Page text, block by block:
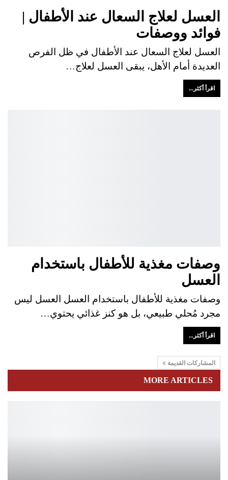
العسل لعلاج السعال عند الأطفال |
فوائد ووصفات
العسل لعلاج السعال عند الأطفال في ظل الفرص
العديدة أمام الأهل، يبقى العسل لعلاج…
اقرأ أكثر...
وصفات مغذية للأطفال باستخدام
العسل
وصفات مغذية للأطفال باستخدام العسل العسل ليس
مجرد مُحلي طبيعي، بل هو كنز غذائي يحتوي…
اقرأ أكثر...
المشاركات القديمة
MORE ARTICLES